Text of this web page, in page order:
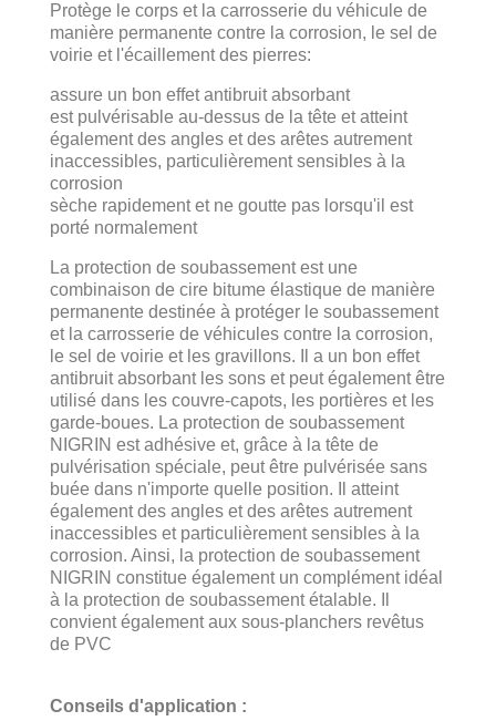
Protège le corps et la carrosserie du véhicule de
manière permanente contre la corrosion, le sel de
voirie et l'écaillement des pierres:
assure un bon effet antibruit absorbant
est pulvérisable au-dessus de la tête et atteint
également des angles et des arêtes autrement
inaccessibles, particulièrement sensibles à la
corrosion
sèche rapidement et ne goutte pas lorsqu'il est
porté normalement
La protection de soubassement est une
combinaison de cire bitume élastique de manière
permanente destinée à protéger le soubassement
et la carrosserie de véhicules contre la corrosion,
le sel de voirie et les gravillons. Il a un bon effet
antibruit absorbant les sons et peut également être
utilisé dans les couvre-capots, les portières et les
garde-boues. La protection de soubassement
NIGRIN est adhésive et, grâce à la tête de
pulvérisation spéciale, peut être pulvérisée sans
buée dans n'importe quelle position. Il atteint
également des angles et des arêtes autrement
inaccessibles et particulièrement sensibles à la
corrosion. Ainsi, la protection de soubassement
NIGRIN constitue également un complément idéal
à la protection de soubassement étalable. Il
convient également aux sous-planchers revêtus
de PVC
Conseils d'application :